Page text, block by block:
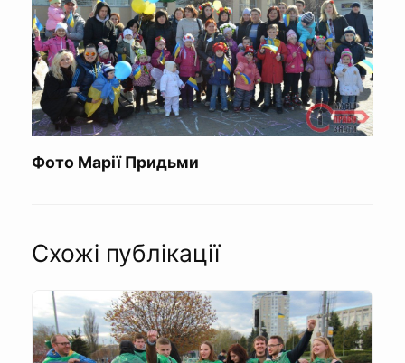
Фото Марії Придьми
Схожі публікації